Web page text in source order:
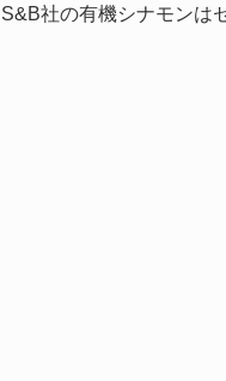
S&B社の有機シナモンは